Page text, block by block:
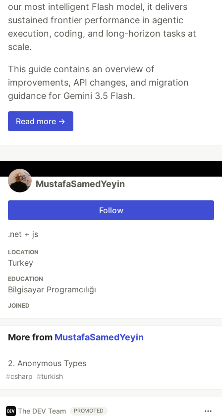
our most intelligent Flash model, it delivers
sustained frontier performance in agentic
execution, coding, and long-horizon tasks at
scale.
This guide contains an overview of
improvements, API changes, and migration
guidance for Gemini 3.5 Flash.
Read more →
MustafaSamedYeyin
Follow
.net + js
LOCATION
Turkey
EDUCATION
Bilgisayar Programcılığı
JOINED
More from MustafaSamedYeyin
2. Anonymous Types
#csharp #turkish
The DEV Team PROMOTED